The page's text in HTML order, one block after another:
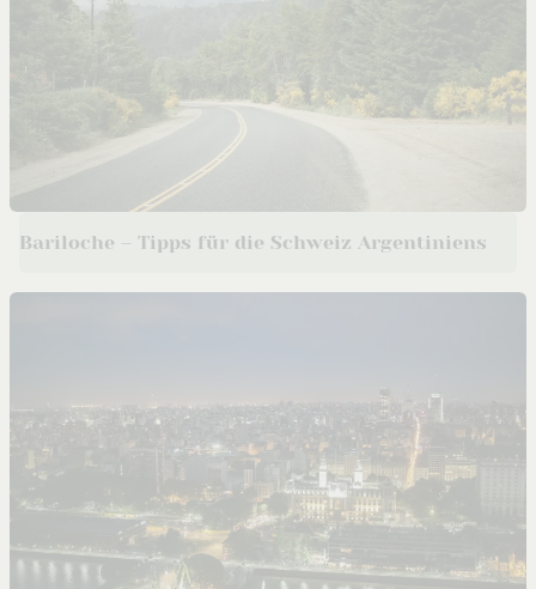
Bariloche – Tipps für die Schweiz Argentiniens